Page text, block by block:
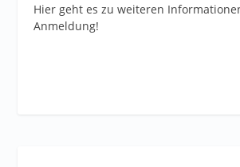
Hier geht es zu weiteren
Anmeldung!